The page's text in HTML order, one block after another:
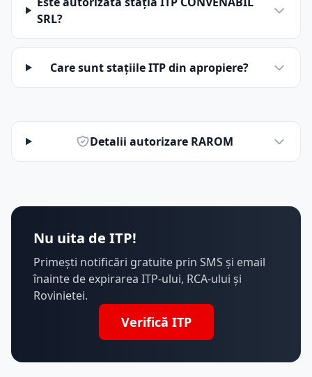
SRL?
Care sunt stațiile ITP din apropiere?
Detalii autorizare RAROM
Nu uita de ITP!
Primești notificări gratuite prin SMS și email
înainte de expirarea ITP-ului, RCA-ului și
Rovinietei.
Verifică ITP